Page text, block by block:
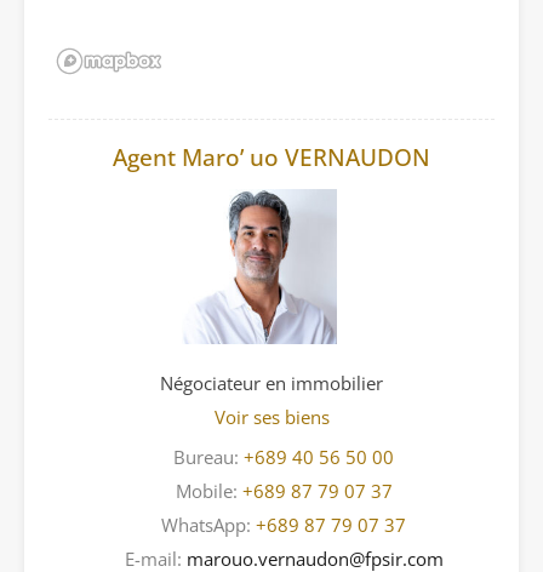
Agent Maro’ uo VERNAUDON
Négociateur en immobilier
Voir ses biens
Bureau: +689 40 56 50 00
Mobile: +689 87 79 07 37
WhatsApp: +689 87 79 07 37
E-mail: marouo.vernaudon@fpsir.com